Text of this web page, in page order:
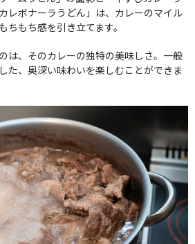
レボナーラうどん」は、カレーのマイル
ちもち感を引き立てます。
は、そのカレーの独特の美味しさ。一般
た、奥深い味わいを楽しむことができま